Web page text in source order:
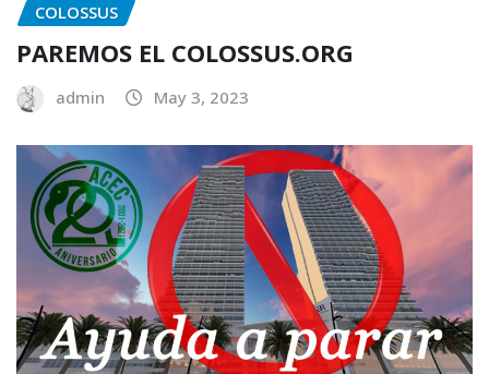
COLOSSUS
PAREMOS EL COLOSSUS.ORG
admin May 3, 2023